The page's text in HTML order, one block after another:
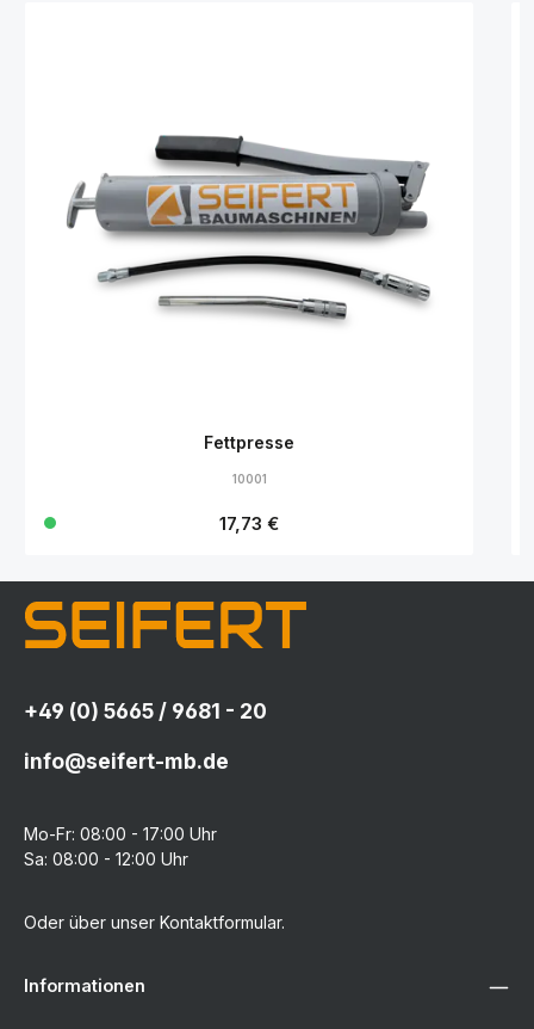
Fettpresse
10001
Regulärer Preis:
17,73 €
+49 (0) 5665 / 9681 - 20
info@seifert-mb.de
Mo-Fr: 08:00 - 17:00 Uhr
Sa: 08:00 - 12:00 Uhr
Oder über unser Kontaktformular.
Informationen